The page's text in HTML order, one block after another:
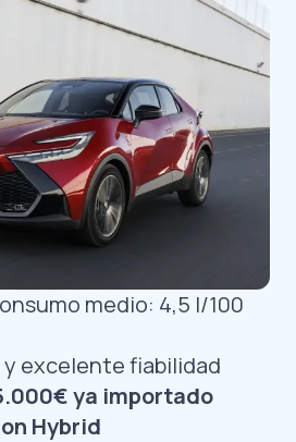
medio: 4,5 l/100
excelente fiabilidad
ya importado
Hybrid